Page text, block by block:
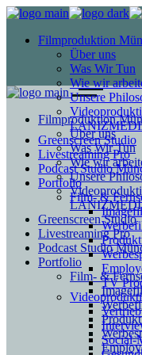
Filmproduktion
Über uns
Was Wir Tun
Wie wir
Unsere
Greenscreen Studio
Livestreaming Pro
Podcast Studio
Portfolio
Film- &
TV
Social-
Filmproduktion
Über uns
Was Wir Tun
Wie wir
Unsere
Greenscreen Studio
Livestreaming Pro
Podcast Studio
Portfolio
Film- &